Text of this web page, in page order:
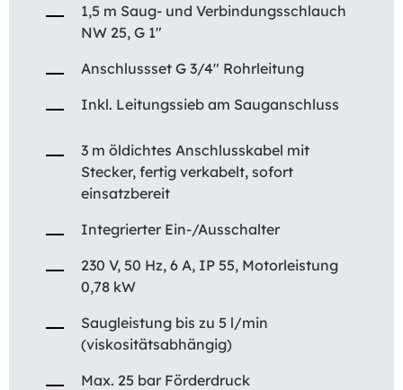
1,5 m Saug- und Verbindungsschlauch
NW 25, G 1″
Anschlussset G 3/4″ Rohrleitung
Inkl. Leitungssieb am Sauganschluss
3 m öldichtes Anschlusskabel mit
Stecker, fertig verkabelt, sofort
einsatzbereit
Integrierter Ein-/Ausschalter
230 V, 50 Hz, 6 A, IP 55, Motorleistung
0,78 kW
Saugleistung bis zu 5 l/min
(viskositätsabhängig)
Max. 25 bar Förderdruck